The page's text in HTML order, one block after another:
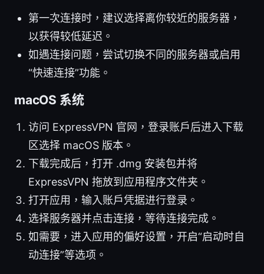
第一次连接时，建议选择离你较近的服务器，
以获得较低延迟。
如遇连接问题，尝试切换不同的服务器或启用
“快速连接”功能。
macOS 系统
访问 ExpressVPN 官网，登录账户后进入下载
区选择 macOS 版本。
下载完成后，打开 .dmg 安装包并将
ExpressVPN 拖放到应用程序文件夹。
打开应用，输入账户凭据进行登录。
选择服务器并点击连接，等待连接完成。
如需要，进入应用的偏好设置，开启“启动时自
动连接”等选项。